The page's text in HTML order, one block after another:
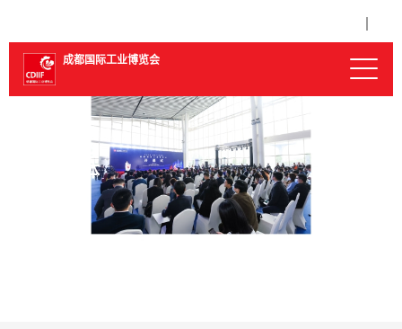
成都国际工业博览会
新闻与媒体